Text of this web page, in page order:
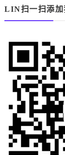
LIN扫一扫添加